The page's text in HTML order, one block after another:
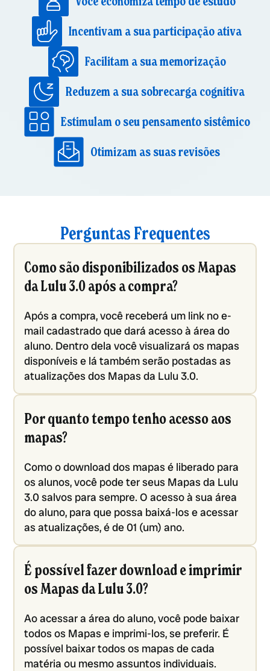
Incentivam a sua participação ativa
Facilitam a sua memorização
Reduzem a sua sobrecarga cognitiva
Estimulam o seu pensamento sistêmico
Otimizam as suas revisões
Perguntas Frequentes
Como são disponibilizados os Mapas
da Lulu 3.0 após a compra?
Após a compra, você receberá um link no e-
mail cadastrado que dará acesso à área do
aluno. Dentro dela você visualizará os mapas
disponíveis e lá também serão postadas as
atualizações dos Mapas da Lulu 3.0.
Por quanto tempo tenho acesso aos
mapas?
Como o download dos mapas é liberado para
os alunos, você pode ter seus Mapas da Lulu
3.0 salvos para sempre. O acesso à sua área
do aluno, para que possa baixá-los e acessar
as atualizações, é de 01 (um) ano.
É possível fazer download e imprimir
os Mapas da Lulu 3.0?
Ao acessar a área do aluno, você pode baixar
todos os Mapas e imprimi-los, se preferir. É
possível baixar todos os mapas de cada
matéria ou mesmo assuntos individuais.